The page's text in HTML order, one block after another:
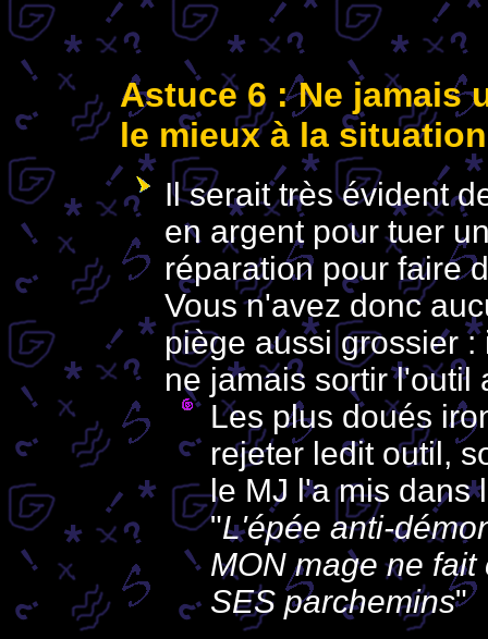
Astuce 6 : Ne
le mieux à la situation
Il serait très évident
en argent pour tuer
réparation pour faire
Vous n'avez donc
piège aussi grossier
ne jamais sortir
Les plus doués
rejeter ledit outil,
le MJ l'a mis dans
"L'épée anti-
MON mage ne
SES parchemins"